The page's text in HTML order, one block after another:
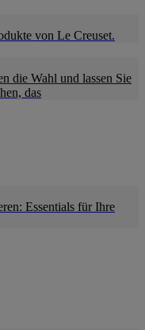
von Le Creuset.
die Wahl und lassen Sie
das
Essentials für Ihre